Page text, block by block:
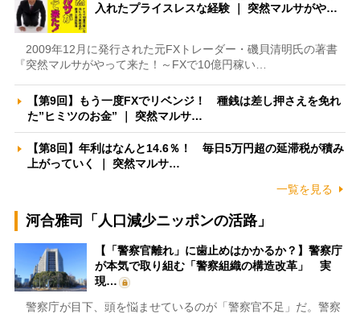
入れたプライスレスな経験 ｜ 突然マルサがや…
2009年12月に発行された元FXトレーダー・磯貝清明氏の著書
『突然マルサがやって来た！～FXで10億円稼い…
【第9回】もう一度FXでリベンジ！ 種銭は差し押さえを免れ
た”ヒミツのお金” ｜ 突然マルサ…
【第8回】年利はなんと14.6％！ 毎日5万円超の延滞税が積み
上がっていく ｜ 突然マルサ…
一覧を見る
河合雅司「人口減少ニッポンの活路」
【「警察官離れ」に歯止めはかかるか？】警察庁
が本気で取り組む「警察組織の構造改革」 実
現…
警察庁が目下、頭を悩ませているのが「警察官不足」だ。警察